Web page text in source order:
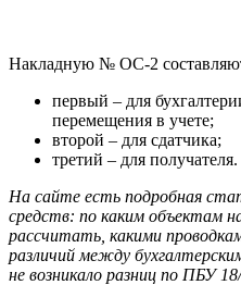
Накладную № ОС-2
первый – для
перемещения в учете;
второй – для сдатчика;
третий – для получателя.
На сайте есть подробная
средств: по каким объектам
рассчитать, какими
различий между
не возникало разниц по ПБУ